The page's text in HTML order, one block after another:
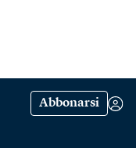
Abbonarsi